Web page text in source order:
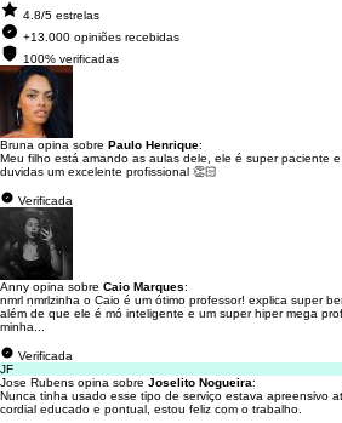
4.8/5 estrelas
+13.000 opiniões recebidas
100% verificadas
Bruna opina sobre Paulo Henrique:
Meu filho está amando as aulas dele, ele é super paciente
duvidas um excelente profissional 👏🏻
Verificada
Anny opina sobre Caio Marques:
nmrl nmrlzinha o Caio é um ótimo professor! explica super
além de que ele é mó inteligente e um super hiper mega
minha...
Verificada
JF
Jose Rubens opina sobre Joselito Nogueira:
Nunca tinha usado esse tipo de serviço estava apreensivo
cordial educado e pontual, estou feliz com o trabalho.